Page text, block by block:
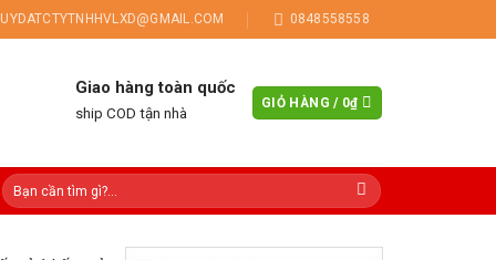
0848558558
Giao hàng toàn quốc
ship COD tận nhà
GIỎ HÀNG / 0₫